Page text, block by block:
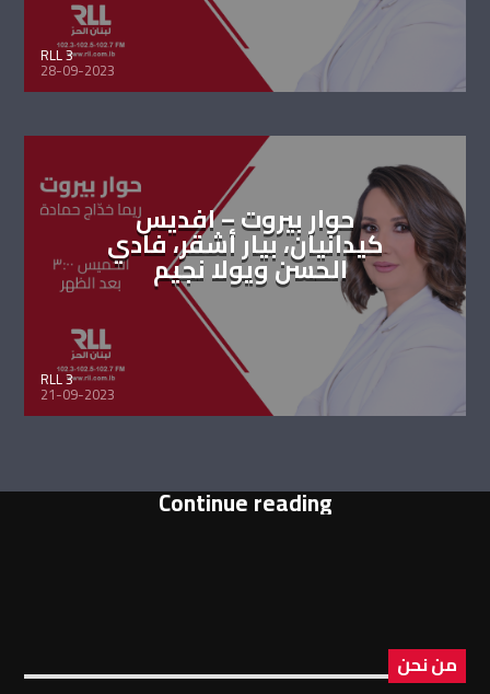
RLL 3
28-09-2023
حوار بيروت – افديس
كيدانيان، بيار أشقر، فادي
الحسن ويولا نجيم
RLL 3
21-09-2023
Continue reading
من نحن